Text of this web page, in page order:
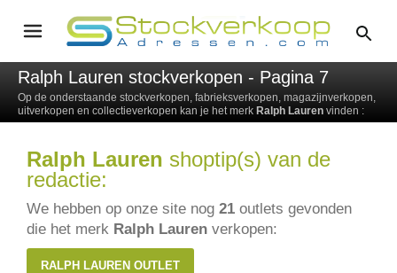
Ralph Lauren stockverkopen - Pagina 7
Op de onderstaande stockverkopen, fabrieksverkopen, magazijnverkopen,
uitverkopen en collectieverkopen kan je het merk Ralph Lauren vinden :
Ralph Lauren shoptip(s) van de
redactie:
We hebben op onze site nog 21 outlets gevonden
die het merk Ralph Lauren verkopen:
RALPH LAUREN OUTLET